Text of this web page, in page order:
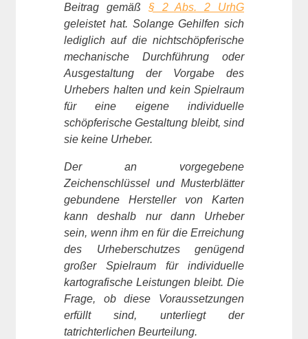
Beitrag gemäß § 2 Abs. 2 UrhG
geleistet hat. Solange Gehilfen sich
lediglich auf die nichtschöpferische
mechanische Durchführung oder
Ausgestaltung der Vorgabe des
Urhebers halten und kein Spielraum
für eine eigene individuelle
schöpferische Gestaltung bleibt, sind
sie keine Urheber.
Der an vorgegebene
Zeichenschlüssel und Musterblätter
gebundene Hersteller von Karten
kann deshalb nur dann Urheber
sein, wenn ihm en für die Erreichung
des Urheberschutzes genügend
großer Spielraum für individuelle
kartografische Leistungen bleibt. Die
Frage, ob diese Voraussetzungen
erfüllt sind, unterliegt der
tatrichterlichen Beurteilung.